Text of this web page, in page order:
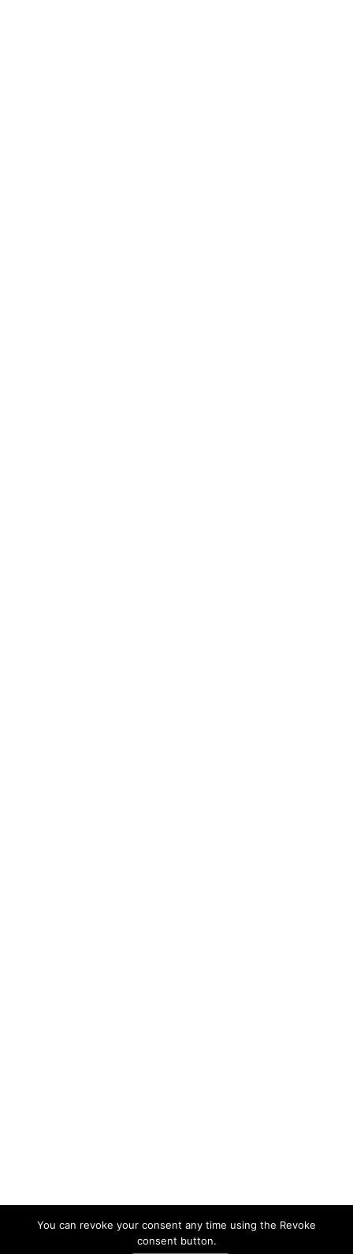
You can revoke your consent any time using the Revoke
consent button.